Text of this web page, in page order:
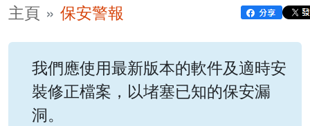
主頁 保安警報
我們應使用最新版本的軟件及適時安
裝修正檔案，以堵塞已知的保安漏
洞。